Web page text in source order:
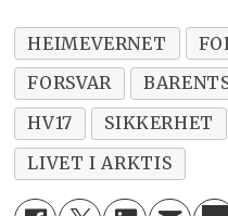
HEIMEVERNET
FORSVAR
HV17
SIKKERHET
LIVET I ARKTIS